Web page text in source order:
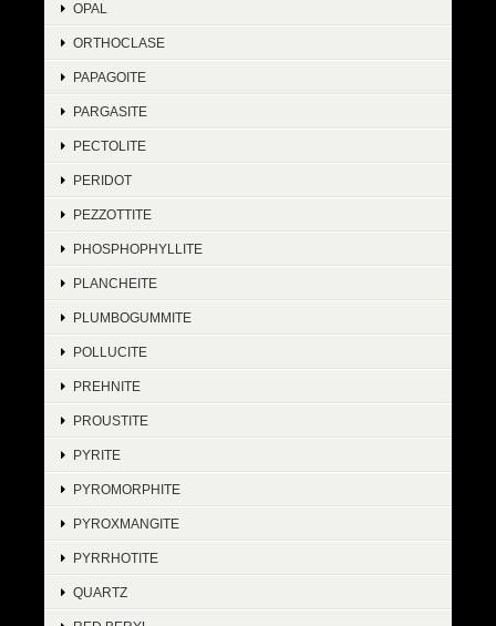
OPAL
ORTHOCLASE
PAPAGOITE
PARGASITE
PECTOLITE
PERIDOT
PEZZOTTITE
PHOSPHOPHYLLITE
PLANCHEITE
PLUMBOGUMMITE
POLLUCITE
PREHNITE
PROUSTITE
PYRITE
PYROMORPHITE
PYROXMANGITE
PYRRHOTITE
QUARTZ